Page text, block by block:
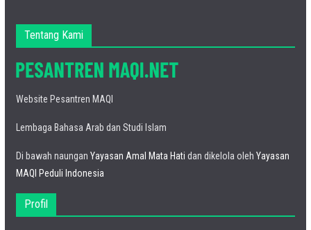
Tentang Kami
Website Pesantren MAQI
Lembaga Bahasa Arab dan Studi Islam
Di bawah naungan Yayasan Amal Mata Hati dan dikelola oleh Yayasan
MAQI Peduli Indonesia
Profil